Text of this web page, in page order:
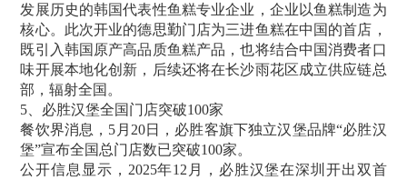
发展历史的韩国代表性鱼糕专业企业，企业以鱼糕制造为
核心。此次开业的德思勤门店为三进鱼糕在中国的首店，
既引入韩国原产高品质鱼糕产品，也将结合中国消费者口
味开展本地化创新，后续还将在长沙雨花区成立供应链总
部，辐射全国。
5、必胜汉堡全国门店突破100家
餐饮界消息，5月20日，必胜客旗下独立汉堡品牌“必胜汉
堡”宣布全国总门店数已突破100家。
公开信息显示，2025年12月，必胜汉堡在深圳开出双首